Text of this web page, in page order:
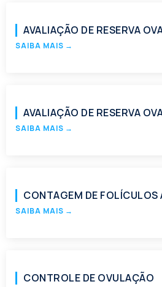
AVALIAÇÃO DE RESERVA
SAIBA MAIS →
AVALIAÇÃO DE RESERVA
SAIBA MAIS →
CONTAGEM DE FOLÍCULOS
SAIBA MAIS →
CONTROLE DE OVULAÇÃO